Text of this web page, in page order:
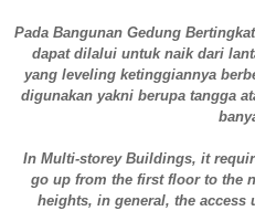
Pada Bangunan Gedung
dapat dilalui untuk naik dari
yang leveling ketinggiannya
digunakan yakni berupa tangga
In Multi-storey Buildings, it
go up from the first floor to the
heights, in general, the